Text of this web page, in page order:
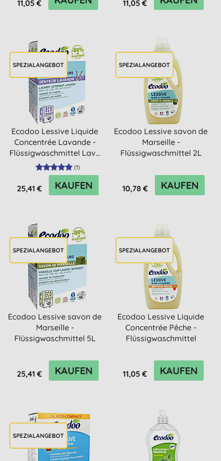
11,05 € 11,05 €
SPEZIALANGEBOT
Ecodoo Lessive Liquide
Concentrée Lavande -
Flüssigwaschmittel Lav...
(1)
25,41 € KAUFEN
SPEZIALANGEBOT
Ecodoo Lessive savon de
Marseille -
Flüssigwaschmittel 2L
10,78 € KAUFEN
SPEZIALANGEBOT
Ecodoo Lessive savon de
Marseille -
Flüssigwaschmittel 5L
25,41 € KAUFEN
SPEZIALANGEBOT
Ecodoo Lessive Liquide
Concentrée Pêche -
Flüssigwaschmittel
11,05 € KAUFEN
SPEZIALANGEBOT